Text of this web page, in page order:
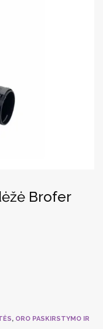
Brofer
, ORO PASKIRSTYMO IR